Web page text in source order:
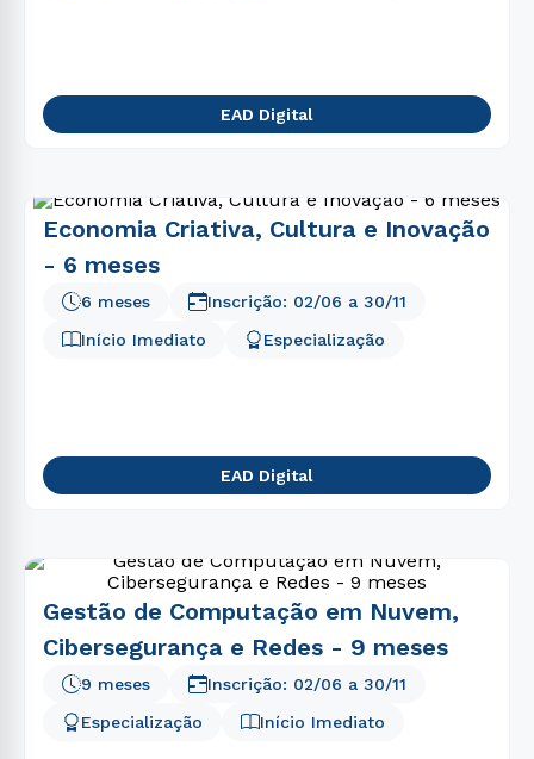
EAD Digital
Economia Criativa, Cultura e Inovação
- 6 meses
Início Imediato
6 meses
Especialização
Inscrição: 02/06 a 30/11
EAD Digital
Gestão de Computação em Nuvem,
Cibersegurança e Redes - 9 meses
Especialização Início Imediato
9 meses Inscrição: 02/06 a 30/11